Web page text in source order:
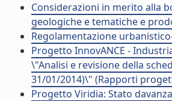
Considerazioni in merito alla
geologiche e tematiche e
Regolamentazione
Progetto InnovANCE -
\"Analisi e revisione della
31/01/2014)\" (Rapporti
Progetto Viridia: Stato